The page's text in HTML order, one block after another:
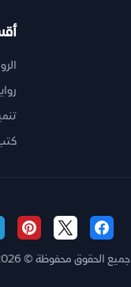
جميع الحقوق محفوظة © 2026 مكتبة ياسمين